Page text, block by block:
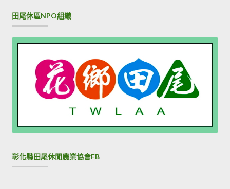
田尾休區NPO組織
彰化縣田尾休閒農業協會FB